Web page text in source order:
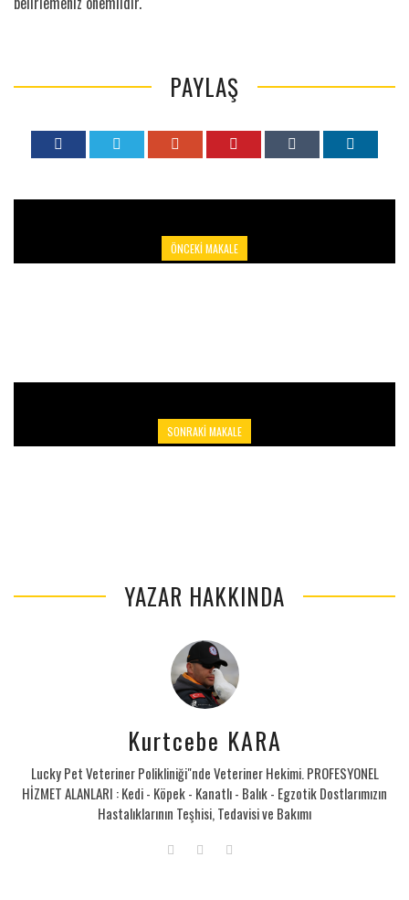
PAYLAŞ
ÖNCEKI MAKALE
SONRAKI MAKALE
YAZAR HAKKINDA
Kurtcebe KARA
Lucky Pet Veteriner Polikliniği"nde Veteriner Hekimi. PROFESYONEL
HİZMET ALANLARI : Kedi - Köpek - Kanatlı - Balık - Egzotik Dostlarımızın
Hastalıklarının Teşhisi, Tedavisi ve Bakımı